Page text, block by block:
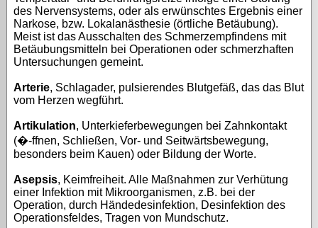
des Nervensystems, oder als erwünschtes Ergebnis einer
Narkose, bzw. Lokalanästhesie (örtliche Betäubung).
Meist ist das Ausschalten des Schmerzempfindens mit
Betäubungsmitteln bei Operationen oder schmerzhaften
Untersuchungen gemeint.
Arterie, Schlagader, pulsierendes Blutgefäß, das das Blut
vom Herzen wegführt.
Artikulation, Unterkieferbewegungen bei Zahnkontakt
(�-ffnen, Schließen, Vor- und Seitwärtsbewegung,
besonders beim Kauen) oder Bildung der Worte.
Asepsis, Keimfreiheit. Alle Maßnahmen zur Verhütung
einer Infektion mit Mikroorganismen, z.B. bei der
Operation, durch Händedesinfektion, Desinfektion des
Operationsfeldes, Tragen von Mundschutz.